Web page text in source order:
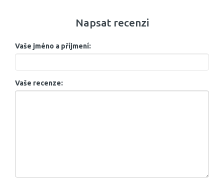
Napsat recenzi
Vaše jméno a příjmení:
Vaše recenze: